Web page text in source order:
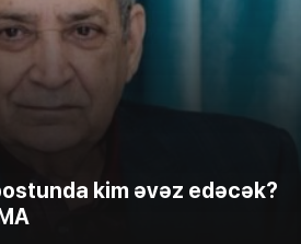
kim əvəz edəcək?